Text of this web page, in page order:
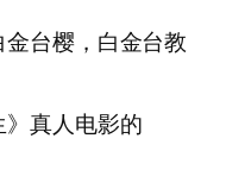
台樱，白金台教
真人电影的